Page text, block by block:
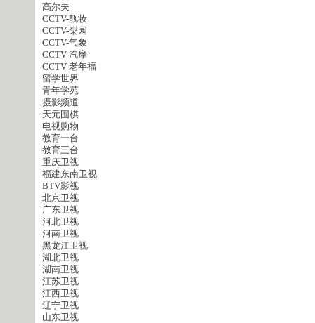
高尔夫
CCTV-靓妆
CCTV-梨园
CCTV-气象
CCTV-汽摩
CCTV-老年福
留学世界
青年学苑
摄影频道
天元围棋
电视购物
教育一台
教育三台
重庆卫视
福建东南卫视
BTV影视
北京卫视
广东卫视
河北卫视
河南卫视
黑龙江卫视
湖北卫视
湖南卫视
江苏卫视
江西卫视
辽宁卫视
山东卫视